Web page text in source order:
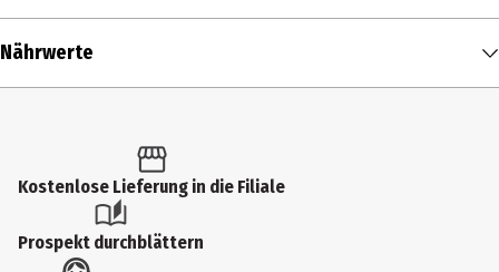
Inhalt
Zutaten
Erbsen, Wasser, vorgekochter DINKELWEIZEN, Schwarzaugenbohnen,
gegrillte Paprika rot, Kirschtomaten geschnitten, natives Olivenöl
Nährwerte
Fett in g
- davon gesättigte Fettsäuren in g
Kohlenhydrate in g
Kostenlose Lieferung in die Filiale
Prospekt durchblättern